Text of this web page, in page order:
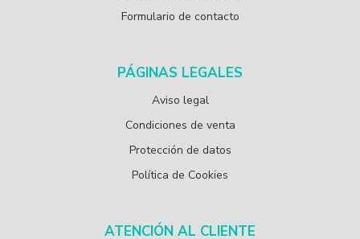
Formulario de contacto
PÁGINAS LEGALES
Aviso legal
Condiciones de venta
Protección de datos
Política de Cookies
ATENCIÓN AL CLIENTE